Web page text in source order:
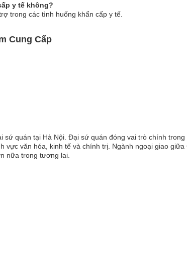
y tế không?
trong các tình huống khẩn cấp y tế.
Cung Cấp
quán tại Hà Nội. Đại sứ quán đóng vai trò chính
văn hóa, kinh tế và chính trị. Ngành ngoại giao
nữa trong tương lai.